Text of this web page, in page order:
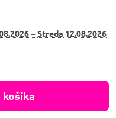
−Streda 12.08.2026
košíka